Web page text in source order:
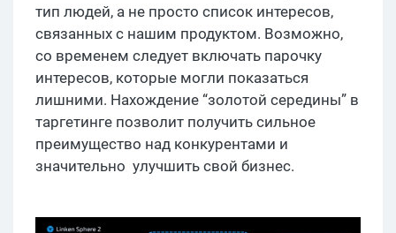
тип людей, а не просто список интересов,
связанных с нашим продуктом. Возможно,
со временем следует включать парочку
интересов, которые могли показаться
лишними. Нахождение “золотой середины” в
таргетинге позволит получить сильное
преимущество над конкурентами и
значительно улучшить свой бизнес.